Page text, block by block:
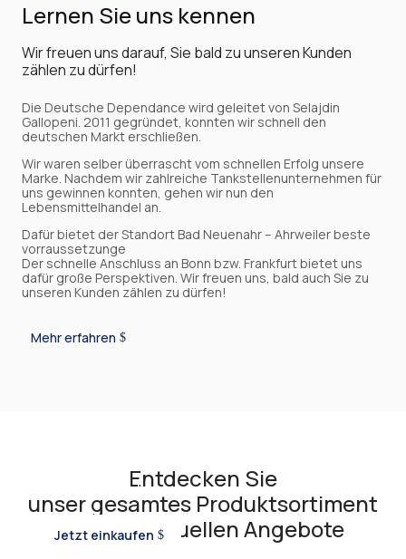
Lernen Sie uns kennen
Wir freuen uns darauf, Sie bald zu unseren Kunden
zählen zu dürfen!
Die Deutsche Dependance wird geleitet von Selajdin
Gallopeni. 2011 gegründet, konnten wir schnell den
deutschen Markt erschließen.
Wir waren selber überrascht vom schnellen Erfolg unsere
Marke. Nachdem wir zahlreiche Tankstellenunternehmen für
uns gewinnen konnten, gehen wir nun den
Lebensmittelhandel an.
Dafür bietet der Standort Bad Neuenahr – Ahrweiler beste
vorraussetzunge
Der schnelle Anschluss an Bonn bzw. Frankfurt bietet uns
dafür große Perspektiven. Wir freuen uns, bald auch Sie zu
unseren Kunden zählen zu dürfen!
Mehr erfahren
Entdecken Sie
unser gesamtes Produktsortiment
und die aktuellen Angebote
Golden Eagle
Jetzt einkaufen